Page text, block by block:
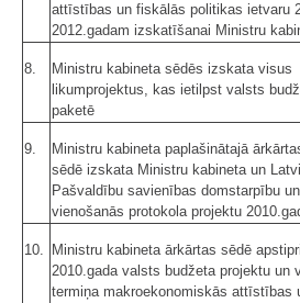
attīstības un fiskālās politikas ietvaru
2012.gadam izskatīšanai Ministru
8.
Ministru kabineta sēdēs izskata visus
likumprojektus, kas ietilpst valsts
paketē
9.
Ministru kabineta paplašinātajā
sēdē izskata Ministru kabineta un
Pašvaldību savienības domstarpību un
vienošanās protokola projektu
10.
Ministru kabineta ārkārtas sēdē
2010.gada valsts budžeta projektu un
termiņa makroekonomiskās attīstības